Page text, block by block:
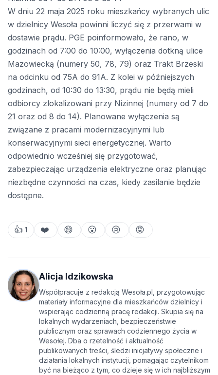
W dniu 22 maja 2025 roku mieszkańcy wybranych ulic
w dzielnicy Wesoła powinni liczyć się z przerwami w
dostawie prądu. PGE poinformowało, że rano, w
godzinach od 7:00 do 10:00, wyłączenia dotkną ulice
Mazowiecką (numery 50, 78, 79) oraz Trakt Brzeski
na odcinku od 75A do 91A. Z kolei w późniejszych
godzinach, od 10:30 do 13:30, prądu nie będą mieli
odbiorcy zlokalizowani przy Nizinnej (numery od 7 do
21 oraz od 8 do 14). Planowane wyłączenia są
związane z pracami modernizacyjnymi lub
konserwacyjnymi sieci energetycznej. Warto
odpowiednio wcześniej się przygotować,
zabezpieczając urządzenia elektryczne oraz planując
niezbędne czynności na czas, kiedy zasilanie będzie
dostępne.
👍 1 ❤️ 😄 😮 😢 😡
Alicja Idzikowska
Współpracuje z redakcją Wesoła.pl, przygotowując
materiały informacyjne dla mieszkańców dzielnicy i
wspierając codzienną pracę redakcji. Skupia się na
lokalnych wydarzeniach, bezpieczeństwie
publicznym oraz sprawach codziennego życia w
Wesołej. Dba o rzetelność i aktualność
publikowanych treści, śledzi inicjatywy społeczne i
działania lokalnych instytucji, pomagając czytelnikom
być na bieżąco z tym, co dzieje się w ich najbliższym